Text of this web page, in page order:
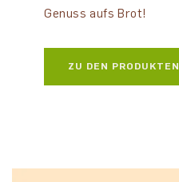
Genuss aufs Brot!
ZU DEN PRODUKTEN